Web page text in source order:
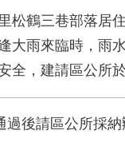
松鶴三巷部落居
大雨來臨時，雨
全，建請區公所
過後請區公所採納